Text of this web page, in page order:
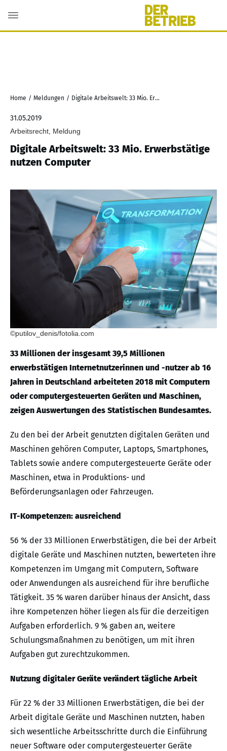
Home / Meldungen / Digitale Arbeitswelt: 33 Mio. Erwerbstätige nutzen Computer
31.05.2019
Arbeitsrecht, Meldung
Digitale Arbeitswelt: 33 Mio. Erwerbstätige
nutzen Computer
©putilov_denis/fotolia.com
33 Millionen der insgesamt 39,5 Millionen
erwerbstätigen Internetnutzerinnen und -nutzer ab 16
Jahren in Deutschland arbeiteten 2018 mit Computern
oder computergesteuerten Geräten und Maschinen,
zeigen Auswertungen des Statistischen Bundesamtes.
Zu den bei der Arbeit genutzten digitalen Geräten und
Maschinen gehören Computer, Laptops, Smartphones,
Tablets sowie andere computergesteuerte Geräte oder
Maschinen, etwa in Produktions- und
Beförderungsanlagen oder Fahrzeugen.
IT-Kompetenzen: ausreichend
56 % der 33 Millionen Erwerbstätigen, die bei der Arbeit
digitale Geräte und Maschinen nutzten, bewerteten ihre
Kompetenzen im Umgang mit Computern, Software
oder Anwendungen als ausreichend für ihre berufliche
Tätigkeit. 35 % waren darüber hinaus der Ansicht, dass
ihre Kompetenzen höher liegen als für die derzeitigen
Aufgaben erforderlich. 9 % gaben an, weitere
Schulungsmaßnahmen zu benötigen, um mit ihren
Aufgaben gut zurechtzukommen.
Nutzung digitaler Geräte verändert tägliche Arbeit
Für 22 % der 33 Millionen Erwerbstätigen, die bei der
Arbeit digitale Geräte und Maschinen nutzten, haben
sich wesentliche Arbeitsschritte durch die Einführung
neuer Software oder computergesteuerter Geräte